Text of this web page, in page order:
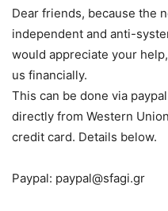
Dear friends, because the
independent and anti-
would appreciate your
us financially.
This can be done via
directly from Western
credit card. Details below.
Paypal: paypal@sfagi.gr